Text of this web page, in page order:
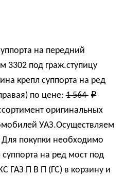
на передний
3302 под граж.ступицу
крепл суппорта на ред
по цене: 1 564 ₽
оригинальных
УАЗ.Осуществляем
Для покупки необходимо
на ред мост под
ГАЗ П В П (ГС) в корзину и